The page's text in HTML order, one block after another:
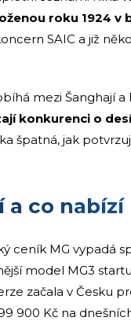
roku 1924 v
SAIC a již
mezi Šanghají
konkurenci o
špatná, jak
a co nabízí
ceník MG vypadá
model MG3
začala v Česku
900 Kč na